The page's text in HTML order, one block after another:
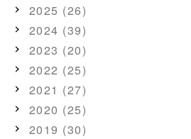
2025 (26)
2024 (39)
2023 (20)
2022 (25)
2021 (27)
2020 (25)
2019 (30)